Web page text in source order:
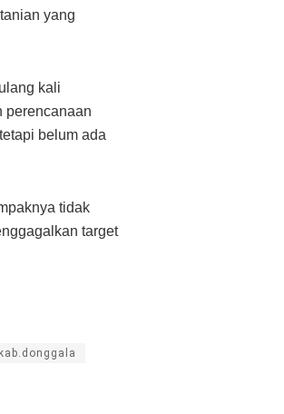
yang
kali
perencanaan
belum ada
tidak
target